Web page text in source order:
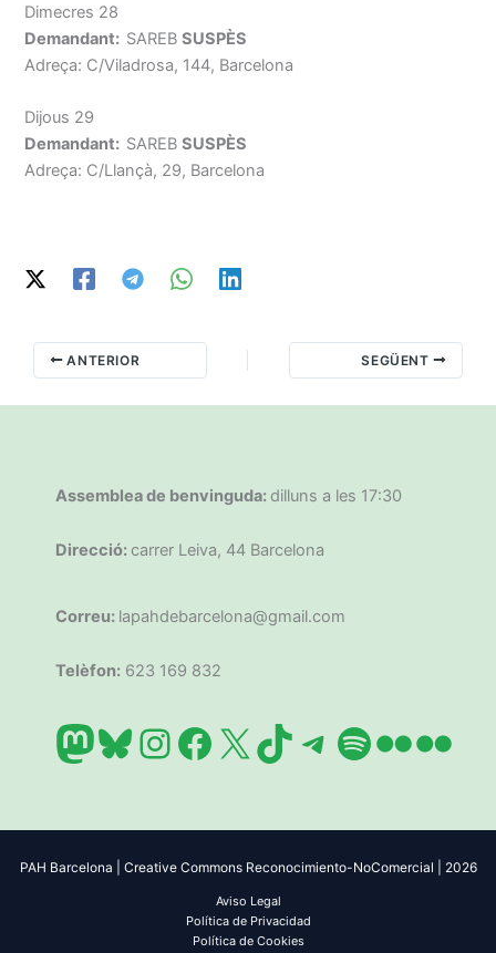
Dimecres 28
Demandant: SAREBSUSPÈS
Adreça: C/Viladrosa, 144, Barcelona
Dijous 29
Demandant: SAREBSUSPÈS
Adreça: C/Llançà, 29, Barcelona
ANTERIOR SEGÜENT
Assemblea de benvinguda: dilluns a les 17:30
Direcció: carrer Leiva, 44 Barcelona
Correu: lapahdebarcelona@gmail.com
Telèfon: 623 169 832
Mastodon
Bluesky
Instagram
Facebook
X TikTok
Telegram
Spotify
Flickr
PAH Barcelona | Creative Commons Reconocimiento-NoComercial | 2026
Aviso Legal
Política de Privacidad
Política de Cookies